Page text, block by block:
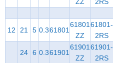
ZZ
2RS
12 21 5 0.361801
61801
ZZ
61801-
2RS
24 6 0.361901
61901
ZZ
61901-
2RS